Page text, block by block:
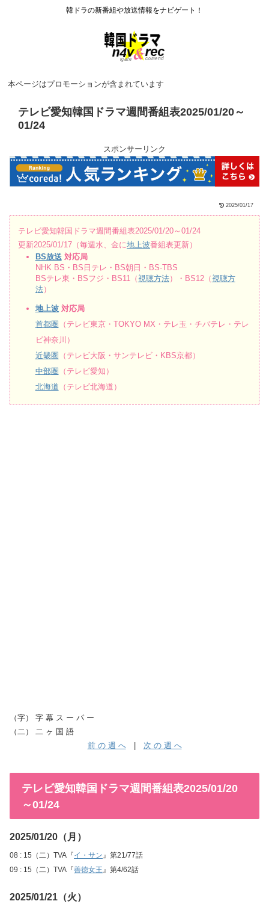
韓ドラの新番組や放送情報をナビゲート！
本ページはプロモーションが含まれています
テレビ愛知韓国ドラマ週間番組表2025/01/20～
01/24
スポンサーリンク
2025/01/17
テレビ愛知韓国ドラマ週間番組表2025/01/20～01/24
更新2025/01/17（毎週水、金に地上波番組表更新）
BS放送 対応局
NHK BS・BS日テレ・BS朝日・BS-TBS
BSテレ東・BSフジ・BS11（視聴方法）・BS12（視聴方
法）
地上波対応局
首都圏 （テレビ東京・TOKYO MX・テレ玉・チバテレ・テレ
ビ神奈川）
近畿圏 （テレビ大阪・サンテレビ・KBS京都）
中部圏 （テレビ愛知）
北海道 （テレビ北海道）
（字） 字 幕 ス ー パ ー
（二） 二 ヶ 国 語
前 の 週 へ| 次 の 週 へ
テレビ愛知韓国ドラマ週間番組表2025/01/20
～01/24
2025/01/20（月）
08 : 15（二）TVA『イ・サン』第21/77話
09 : 15（二）TVA『善徳女王』第4/62話
2025/01/21（火）